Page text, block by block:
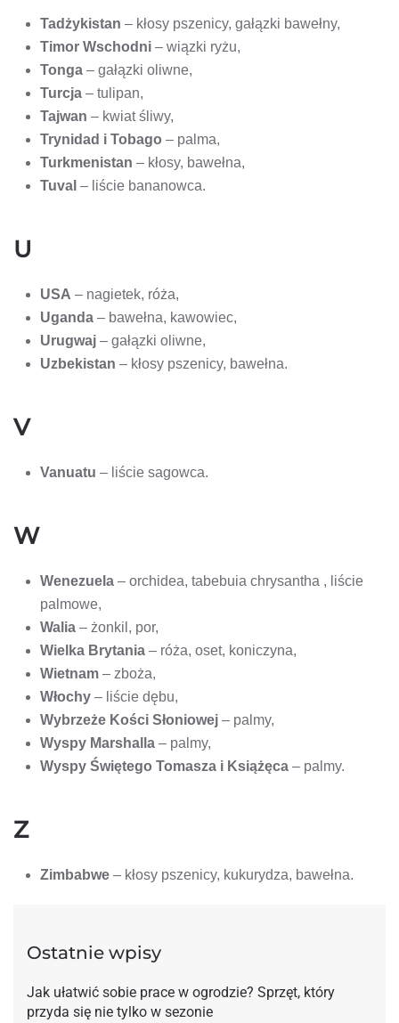
Tadżykistan – kłosy pszenicy, gałązki bawełny,
Timor Wschodni – wiązki ryżu,
Tonga – gałązki oliwne,
Turcja – tulipan,
Tajwan – kwiat śliwy,
Trynidad i Tobago – palma,
Turkmenistan – kłosy, bawełna,
Tuval – liście bananowca.
U
USA – nagietek, róża,
Uganda – bawełna, kawowiec,
Urugwaj – gałązki oliwne,
Uzbekistan – kłosy pszenicy, bawełna.
V
Vanuatu – liście sagowca.
W
Wenezuela – orchidea, tabebuia chrysantha , liście
palmowe,
Walia – żonkil, por,
Wielka Brytania – róża, oset, koniczyna,
Wietnam – zboża,
Włochy – liście dębu,
Wybrzeże Kości Słoniowej – palmy,
Wyspy Marshalla – palmy,
Wyspy Świętego Tomasza i Książęca – palmy.
Z
Zimbabwe – kłosy pszenicy, kukurydza, bawełna.
Ostatnie wpisy
Jak ułatwić sobie prace w ogrodzie? Sprzęt, który
przyda się nie tylko w sezonie